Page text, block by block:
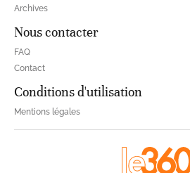
Archives
Nous contacter
FAQ
Contact
Conditions d'utilisation
Mentions légales